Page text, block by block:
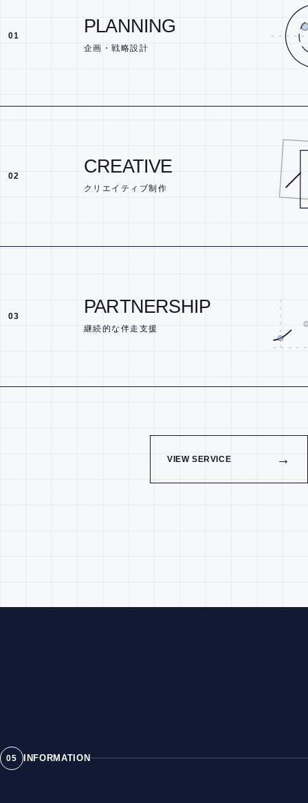
01 PLANNING
企画・戦略設計
02 CREATIVE
クリエイティブ制作
03 PARTNERSHIP
継続的な伴走支援
VIEW SERVICE →
05 INFORMATION